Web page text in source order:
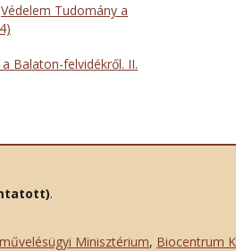
Védelem Tudomány a
Balaton-felvidékről. II.
.
Minisztérium, Biocentrum